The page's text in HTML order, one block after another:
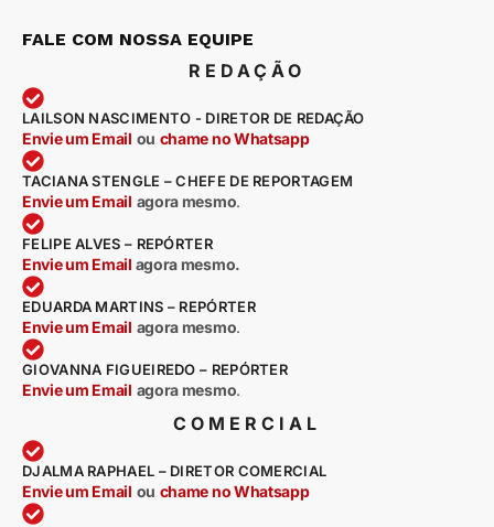
FALE COM NOSSA EQUIPE
REDAÇÃO
LAILSON NASCIMENTO - DIRETOR DE REDAÇÃO
Envie um Email ou chame no Whatsapp
TACIANA STENGLE – CHEFE DE REPORTAGEM
Envie um Email agora mesmo.
FELIPE ALVES – REPÓRTER
Envie um Email agora mesmo.
EDUARDA MARTINS – REPÓRTER
Envie um Email agora mesmo.
GIOVANNA FIGUEIREDO – REPÓRTER
Envie um Email agora mesmo.
COMERCIAL
DJALMA RAPHAEL – DIRETOR COMERCIAL
Envie um Email ou chame no Whatsapp